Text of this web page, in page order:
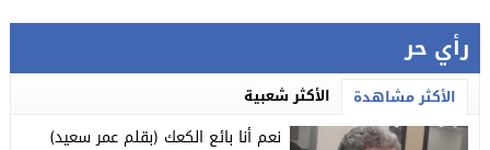
رأي حر
الأكثر مشاهدة الأكثر شعبية
نعم أنا بائع الكعك (بقلم عمر سعيد)